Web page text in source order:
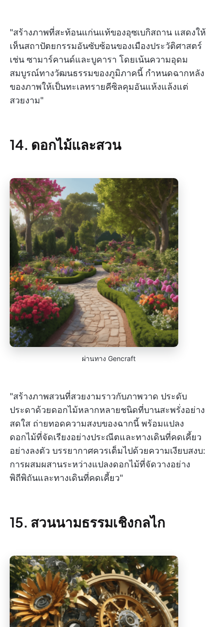
"สร้างภาพที่สะท้อนแก่นแท้ของอุซเบกิสถาน แสดงให้
เห็นสถาปัตยกรรมอันซับซ้อนของเมืองประวัติศาสตร์
เช่น ซามาร์คานด์และบูคารา โดยเน้นความอุดม
สมบูรณ์ทางวัฒนธรรมของภูมิภาคนี้ กำหนดฉากหลัง
ของภาพให้เป็นทะเลทรายคีซิลคุมอันแห้งแล้งแต่
สวยงาม"
14. ดอกไม้และสวน
ผ่านทาง Gencraft
"สร้างภาพสวนที่สวยงามราวกับภาพวาด ประดับ
ประดาด้วยดอกไม้หลากหลายชนิดที่บานสะพรั่งอย่าง
สดใส ถ่ายทอดความสงบของฉากนี้ พร้อมแปลง
ดอกไม้ที่จัดเรียงอย่างประณีตและทางเดินที่คดเคี้ยว
อย่างลงตัว บรรยากาศควรเต็มไปด้วยความเงียบสงบ:
การผสมผสานระหว่างแปลงดอกไม้ที่จัดวางอย่าง
พิถีพิถันและทางเดินที่คดเคี้ยว"
15. สวนนามธรรมเชิงกลไก